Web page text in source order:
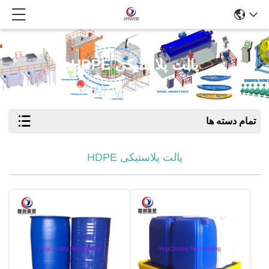
پالت پلاستیکی HDPE
تمام دسته ها
پالت پلاستیکی HDPE